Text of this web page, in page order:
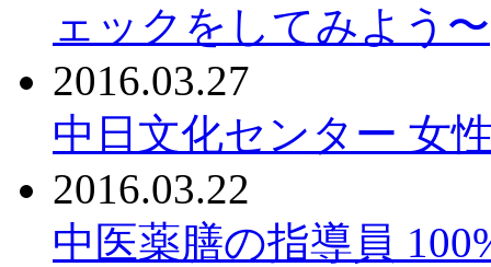
ェックをしてみよう〜
2016.03.27
中日文化センター 女
2016.03.22
中医薬膳の指導員